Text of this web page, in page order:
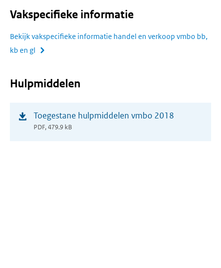
Vakspecifieke informatie
Bekijk vakspecifieke informatie handel en verkoop vmbo bb,
kb en gl
Hulpmiddelen
Toegestane hulpmiddelen vmbo 2018
PDF, 479.9 kB